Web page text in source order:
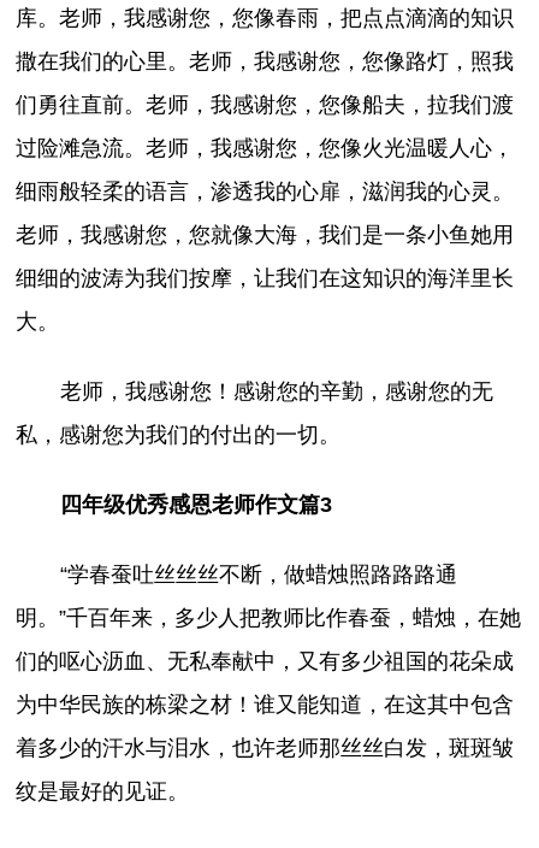
库。老师，我感谢您，您像春雨，把点点滴滴的知识
撒在我们的心里。老师，我感谢您，您像路灯，照我
们勇往直前。老师，我感谢您，您像船夫，拉我们渡
过险滩急流。老师，我感谢您，您像火光温暖人心，
细雨般轻柔的语言，渗透我的心扉，滋润我的心灵。
老师，我感谢您，您就像大海，我们是一条小鱼她用
细细的波涛为我们按摩，让我们在这知识的海洋里长
大。
老师，我感谢您！感谢您的辛勤，感谢您的无
私，感谢您为我们的付出的一切。
四年级优秀感恩老师作文篇3
“学春蚕吐丝丝丝不断，做蜡烛照路路路通
明。”千百年来，多少人把教师比作春蚕，蜡烛，在她
们的呕心沥血、无私奉献中，又有多少祖国的花朵成
为中华民族的栋梁之材！谁又能知道，在这其中包含
着多少的汗水与泪水，也许老师那丝丝白发，斑斑皱
纹是最好的见证。